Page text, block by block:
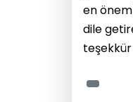
en
dile